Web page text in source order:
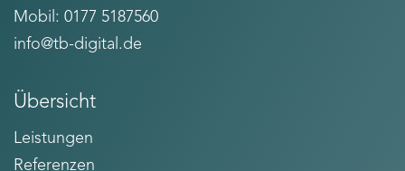
Mobil: 0177 5187560
info@tb-digital.de
Übersicht
Leistungen
Referenzen